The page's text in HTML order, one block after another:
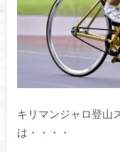
キリマンジャロ登山
は・・・・